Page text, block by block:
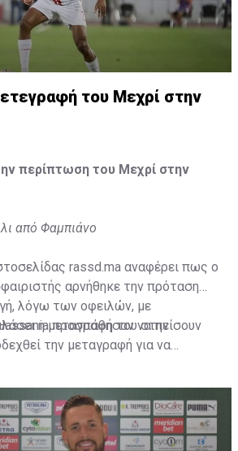
του Μεχρί στην
περίπτωση του Μεχρί στην
από Φαμπιάνο
rassd.ma αναφέρει πως ο
αρνήθηκε την πρόταση
λόγω των οφειλών, με
η μεταγραφή του στην
προσπάθησαν να πείσουν
την μεταγραφή για να
ο παίκτης αρνήθηκε και επέμεινε
του, ώστε να μετακομίσει
νέα ομάδα το τρέχον